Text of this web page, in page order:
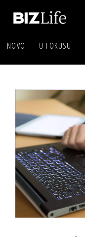
NOVO U FOKUSU